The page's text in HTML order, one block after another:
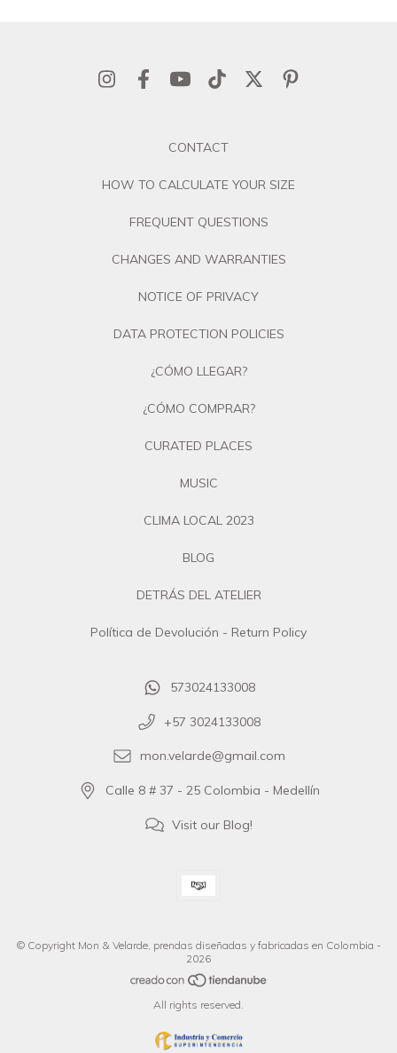
CONTACT
HOW TO CALCULATE YOUR SIZE
FREQUENT QUESTIONS
CHANGES AND WARRANTIES
NOTICE OF PRIVACY
DATA PROTECTION POLICIES
¿CÓMO LLEGAR?
¿CÓMO COMPRAR?
CURATED PLACES
MUSIC
CLIMA LOCAL 2023
BLOG
DETRÁS DEL ATELIER
Política de Devolución - Return Policy
573024133008
+57 3024133008
mon.velarde@gmail.com
Calle 8 # 37 - 25 Colombia - Medellín
Visit our Blog!
© Copyright Mon & Velarde, prendas diseñadas y fabricadas en Colombia -
2026
All rights reserved.